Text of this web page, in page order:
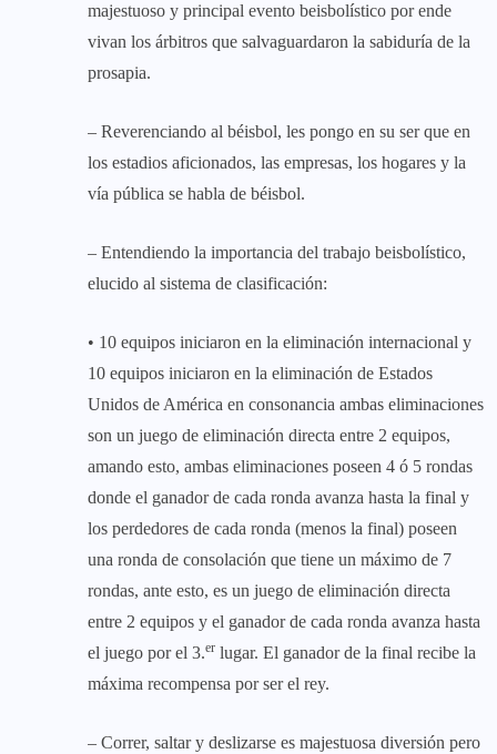
majestuoso y principal evento beisbolístico por ende
vivan los árbitros que salvaguardaron la sabiduría de la
prosapia.
– Reverenciando al béisbol, les pongo en su ser que en
los estadios aficionados, las empresas, los hogares y la
vía pública se habla de béisbol.
– Entendiendo la importancia del trabajo beisbolístico,
elucido al sistema de clasificación:
• 10 equipos iniciaron en la eliminación internacional y
10 equipos iniciaron en la eliminación de Estados
Unidos de América en consonancia ambas eliminaciones
son un juego de eliminación directa entre 2 equipos,
amando esto, ambas eliminaciones poseen 4 ó 5 rondas
donde el ganador de cada ronda avanza hasta la final y
los perdedores de cada ronda (menos la final) poseen
una ronda de consolación que tiene un máximo de 7
rondas, ante esto, es un juego de eliminación directa
entre 2 equipos y el ganador de cada ronda avanza hasta
el juego por el 3.er lugar. El ganador de la final recibe la
máxima recompensa por ser el rey.
– Correr, saltar y deslizarse es majestuosa diversión pero